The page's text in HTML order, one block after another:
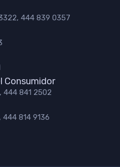
444 839 0357
Consumidor
444 841 2502
444 814 9136